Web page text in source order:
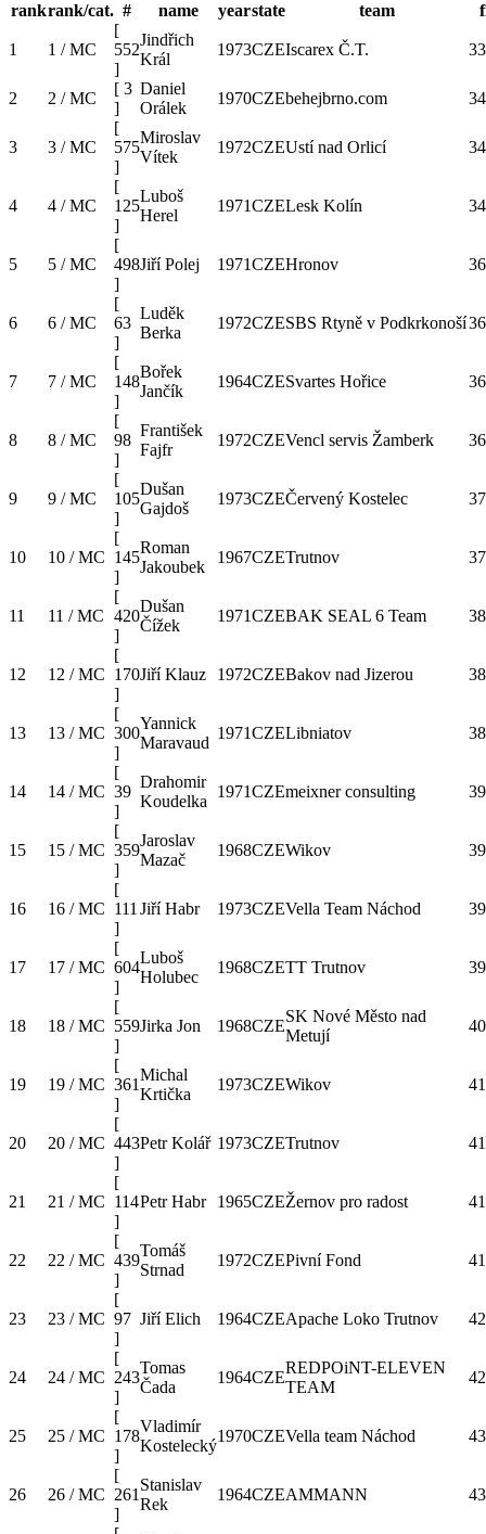
rankrank/cat. # name yearstate team
1 1 / MC
[
552
]
Jindřich
Král
1973CZEIscarex Č.T.
2 2 / MC
[ 3
]
Daniel
Orálek
1970CZEbehejbrno.com
3 3 / MC
[
575
]
Miroslav
Vítek
1972CZEUstí nad Orlicí
4 4 / MC
[
125
]
Luboš
Herel
1971CZELesk Kolín
5 5 / MC
[
498
]
Jiří Polej 1971CZEHronov
6 6 / MC
[
63
]
Luděk
Berka
1972CZESBS Rtyně v Podkrkonoší
7 7 / MC
[
148
]
Bořek
Jančík
1964CZESvartes Hořice
8 8 / MC
[
98
]
František
Fajfr
1972CZEVencl servis Žamberk
9 9 / MC
[
105
]
Dušan
Gajdoš
1973CZEČervený Kostelec
10 10 / MC
[
145
]
Roman
Jakoubek
1967CZETrutnov
11 11 / MC
[
420
]
Dušan
Čížek
1971CZEBAK SEAL 6 Team
12 12 / MC
[
170
]
Jiří Klauz 1972CZEBakov nad Jizerou
13 13 / MC
[
300
]
Yannick
Maravaud
1971CZELibniatov
14 14 / MC
[
39
]
Drahomir
Koudelka
1971CZEmeixner consulting
15 15 / MC
[
359
]
Jaroslav
Mazač
1968CZEWikov
16 16 / MC
[
111
]
Jiří Habr 1973CZEVella Team Náchod
17 17 / MC
[
604
]
Luboš
Holubec
1968CZETT Trutnov
18 18 / MC
[
559
]
Jirka Jon 1968CZE
SK Nové Město nad
Metují
19 19 / MC
[
361
]
Michal
Krtička
1973CZEWikov
20 20 / MC
[
443
]
Petr Kolář 1973CZETrutnov
21 21 / MC
[
114
]
Petr Habr 1965CZEŽernov pro radost
22 22 / MC
[
439
]
Tomáš
Strnad
1972CZEPivní Fond
23 23 / MC
[
97
]
Jiří Elich 1964CZEApache Loko Trutnov
24 24 / MC
[
243
]
Tomas
Čada
1964CZE
REDPOiNT-ELEVEN
TEAM
25 25 / MC
[
178
]
Vladimír
Kostelecký
1970CZEVella team Náchod
26 26 / MC
[
261
]
Stanislav
Rek
1964CZEAMMANN